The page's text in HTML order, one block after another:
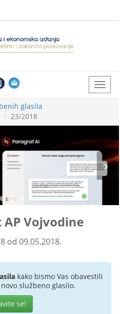
glasila
23/2018
Vojvodine
od 09.05.2018.
kako bismo Vas obavestili
službeno glasilo.
se!